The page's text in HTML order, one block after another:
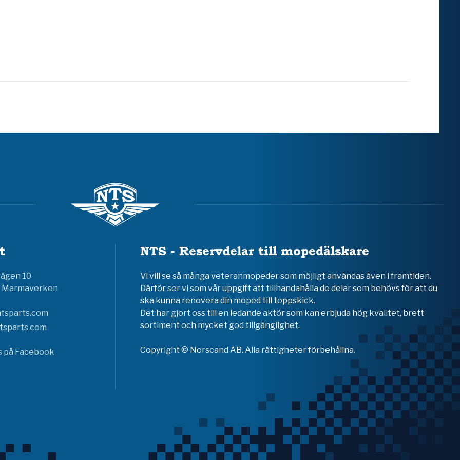
10
Marmaverken
på Facebook
NTS - Reservdelar till mopedälskare
Vi vill se så många veteranmopeder som möjligt användas även i framtiden.
Därför ser vi som vår uppgift att tillhandahålla de delar som behövs för att du
ska kunna renovera din moped till toppskick.
Det har gjort oss till en ledande aktör som kan erbjuda hög kvalitet, brett
sortiment och mycket god tillgänglighet.
Copyright © Norscand AB. Alla rättigheter förbehållna.